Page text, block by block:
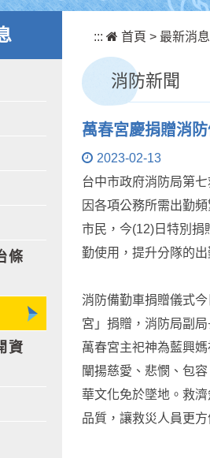
條
資
::: 首頁 > 最新消息
消防新聞
萬春宮慶捐贈消
2023-02-13
台中市政府消防局第
因各項公務所需出勤
市民，今(12)日特別捐
勤使用，提升分隊的
消防備勤車捐贈儀式
宮」捐贈，消防局副
萬春宮主祀神為藍興
闡揚慈愛、悲憫、包
華文化免於墜地。救
品質，讓救災人員更